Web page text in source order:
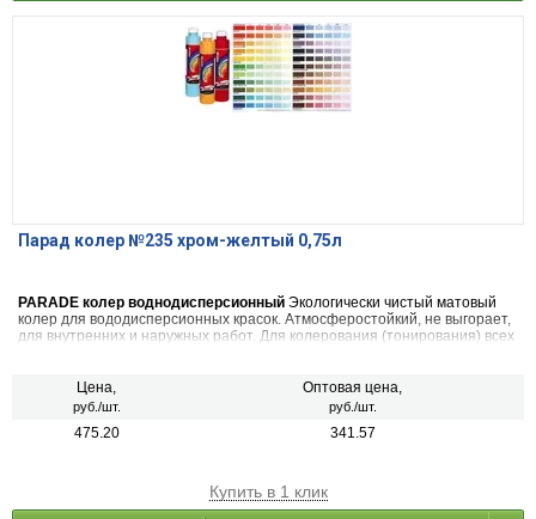
Парад колер №235 хром-желтый 0,75л
PARADE колер воднодисперсионный Экологически чистый матовый
колер для вододисперсионных красок. Атмосферостойкий, не выгорает,
для внутренних и наружных работ. Для колерования (тонирования) всех
декоративных и дизайнерских работ. 22 цвета
Цена,
руб./шт.
Оптовая цена,
руб./шт.
475.20 341.57
Купить в 1 клик